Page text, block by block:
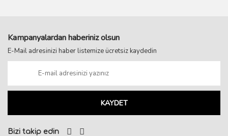
Kampanyalardan haberiniz olsun
E-Mail adresinizi haber listemize ücretsiz kaydedin
KAYDET
Bizi takip edin